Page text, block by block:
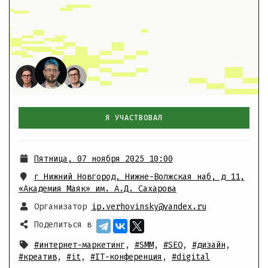
Я УЧАСТВОВАЛ
Пятница, 07 ноября 2025 10:00
г Нижний Новгород, Нижне-Волжская наб, д 11,
«Академия Маяк» им. А.Д. Сахарова
Организатор
ip.verhovinsky@yandex.ru
Поделиться в
#интернет-маркетинг , #SMM, #SEO, #дизайн ,
#креатив, #it, #IT-конференция , #digital